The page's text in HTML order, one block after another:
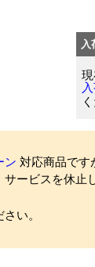
入
ン 対応商品です
ービスを休止
い。